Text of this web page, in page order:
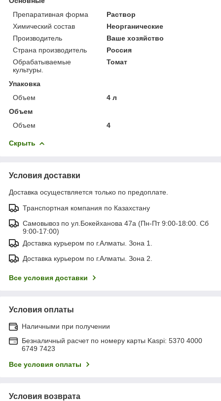
Препаративная форма
Раствор
Химический состав
Неорганические
Производитель
Ваше хозяйство
Страна производитель
Россия
Обрабатываемые
культуры.
Томат
Упаковка
Объем
4 л
Oбъем
Oбъем
4
Скрыть
Условия доставки
Доставка осуществляется только по предоплате.
Транспортная компания по Казахстану
Самовывоз по ул.Бокейханова 47а (Пн-Пт 9:00-18:00. Сб
9:00-17:00)
Доставка курьером по г.Алматы. Зона 1.
Доставка курьером по г.Алматы. Зона 2.
Все условия доставки
Условия оплаты
Наличными при получении
Безналичный расчет по номеру карты Kaspi: 5370 4000
6749 7423
Все условия оплаты
Условия возврата